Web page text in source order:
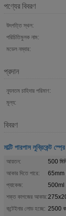
পণ্যের বিবরণ
উৎপত্তি স্থল:
পরিচিতিমুলক নাম:
মডেল নম্বার:
প্রদান
ন্যূনতম চাহিদার পরিমাণ:
মূল্য:
বিবরণ
মাল্টি পারপাস লুব্রিকেন্ট স্প্রে
আয়তন:
500
আকার দিতে পারে:
65mm
প্যাকেজ:
500ml
শক্ত কাগজের আকার:
কন্টেইনার লোড হচ্ছে: 2500